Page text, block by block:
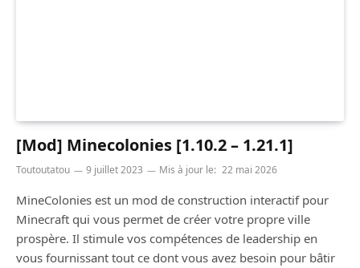
[Mod] Minecolonies [1.10.2 – 1.21.1]
Toutoutatou 9 juillet 2023 Mis à jour le: 22 mai 2026
MineColonies est un mod de construction interactif pour
Minecraft qui vous permet de créer votre propre ville
prospère. Il stimule vos compétences de leadership en
vous fournissant tout ce dont vous avez besoin pour bâtir